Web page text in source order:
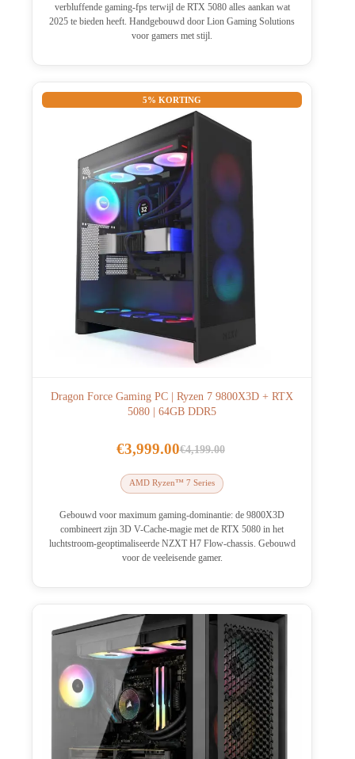
verbluffende gaming-fps terwijl de RTX 5080 alles aankan wat
2025 te bieden heeft. Handgebouwd door Lion Gaming Solutions
voor gamers met stijl.
5% KORTING
Dragon Force Gaming PC | Ryzen 7 9800X3D + RTX
5080 | 64GB DDR5
€4,199.00
Oorspronkelijke
prijs
was:
€4,199.00.
€3,999.00Huidige
prijs
is:
€3,999.00.
AMD Ryzen™ 7 Series
Gebouwd voor maximum gaming-dominantie: de 9800X3D
combineert zijn 3D V-Cache-magie met de RTX 5080 in het
luchtstroom-geoptimaliseerde NZXT H7 Flow-chassis. Gebouwd
voor de veeleisende gamer.